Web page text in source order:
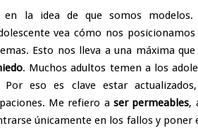
en la idea de que somos modelos.
vea cómo nos
Esto nos lleva a una máxima
. Muchos adultos temen a los
eso es clave estar
Me refiero a ser permeables,
únicamente en los fallos y poner